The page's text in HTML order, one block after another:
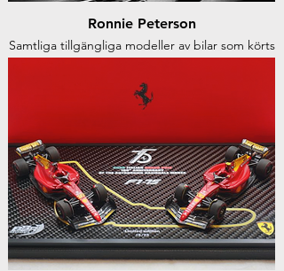
Ronnie Peterson
Samtliga tillgängliga modeller av bilar som körts
av Ronnie Peterson.